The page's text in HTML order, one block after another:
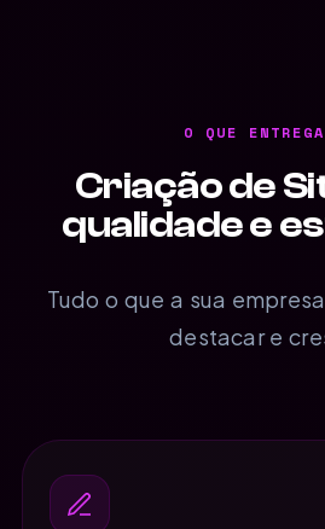
O QUE
Criação de
qualidade e
Tudo o que a sua
destacar e